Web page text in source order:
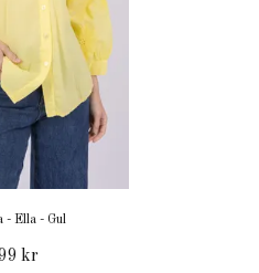
- Ella - Gul
kr